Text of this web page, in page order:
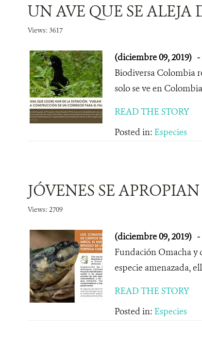
UN AVE QUE SE ALEJA
Views: 3617
(diciembre 09, 2019) -
Biodiversa Colombia
solo se ve en
READ THE STORY
Posted in: Especies
JÓVENES SE
Views: 2709
(diciembre 09, 2019) -
Fundación Omacha y
especie amenazada,
READ THE STORY
Posted in: Especies